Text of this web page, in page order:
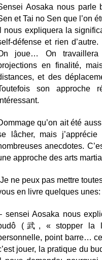
Aosaka nous
et Tai no Sen que l’on
nous expliquera la
défense et rien
joue… On travaillera
en finalité,
et des
son approche
qu’on ait été
lâcher, mais
anecdotes.
approche des arts
Je ne peux pas mettre
en livre quelques unes:
sensei Aosaka nous
(武, « stopper la
point barre…
jouer, la pratique du